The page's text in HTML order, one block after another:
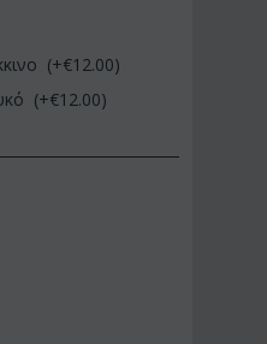
(+€12.00)
(+€12.00)